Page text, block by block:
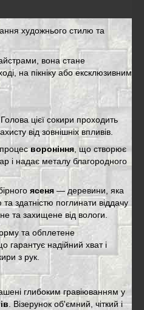
художнього стилю та
вона стане
на пікніку або ексклюзивним
цієї сокири проходить
від зовнішніх впливів.
вороніння , що створює
і надає металу благородного
ясеня — деревини, яка
здатністю поглинати віддачу
та захищене від вологи.
та обплетене
гарантує надійний хват і
з рук.
глибоким гравіюванням у
. Візерунок об'ємний, чіткий і